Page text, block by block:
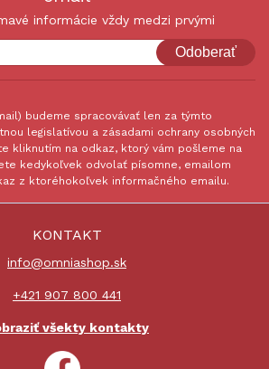
informácie vždy medzi prvými
Odoberať
budeme spracovávať len za týmto
legislatívou a zásadami ochrany osobných
kliknutím na odkaz, ktorý vám pošleme na
kedykoľvek odvolať písomne, emailom
z ktoréhokoľvek informačného emailu.
KONTAKT
info@omniashop.sk
+421 907 800 441
všekty kontakty